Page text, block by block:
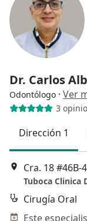
Dr. Carlos
Odontólogo · Ver
3
Dirección 1
Tuboca Clinica
Cirugía Oral